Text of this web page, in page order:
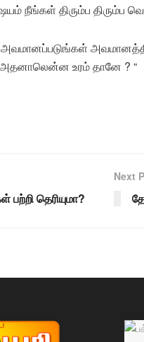
நீங்கள் திரும்ப திரும்ப
அதனாலென்ன உரம் தானே ? “
தெரியுமா?
Next